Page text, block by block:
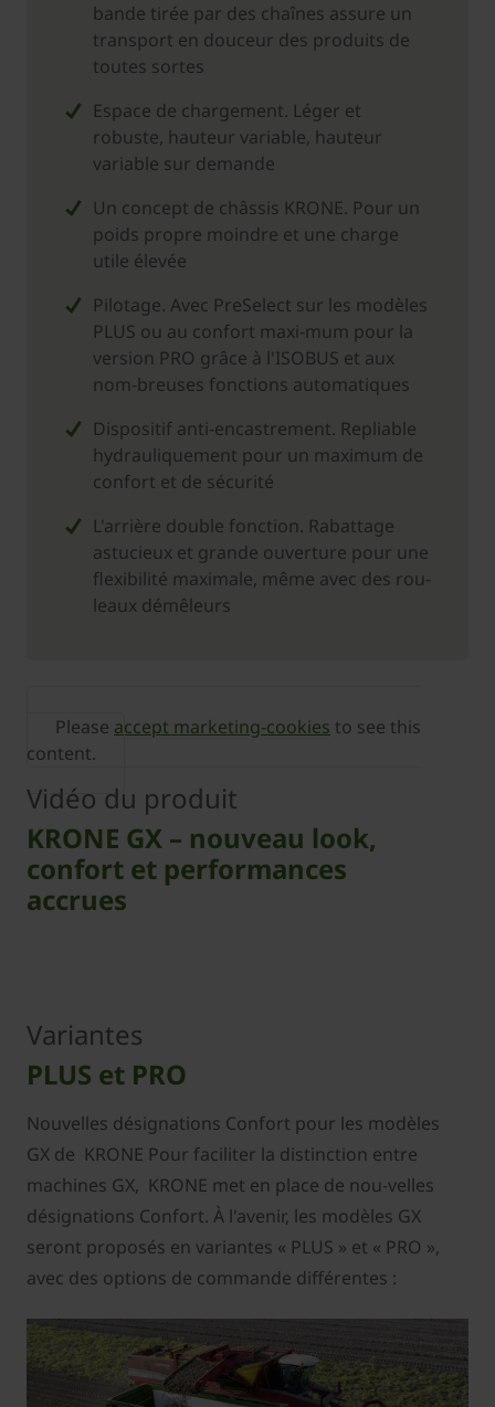
bande tirée par des chaînes assure un
transport en douceur des produits de
toutes sortes
Espace de chargement. Léger et
robuste, hauteur variable, hauteur
variable sur demande
Un concept de châssis KRONE. Pour un
poids propre moindre et une charge
utile élevée
Pilotage. Avec PreSelect sur les modèles
PLUS ou au confort maxi-mum pour la
version PRO grâce à l'ISOBUS et aux
nom-breuses fonctions automatiques
Dispositif anti-encastrement. Repliable
hydrauliquement pour un maximum de
confort et de sécurité
L'arrière double fonction. Rabattage
astucieux et grande ouverture pour une
flexibilité maximale, même avec des rou-
leaux démêleurs
Please accept marketing-cookies to see this
content.
Vidéo du produit
KRONE GX – nouveau look,
confort et performances
accrues
Variantes
PLUS et PRO
Nouvelles désignations Confort pour les modèles
GX de KRONE Pour faciliter la distinction entre
machines GX, KRONE met en place de nou-velles
désignations Confort. À l'avenir, les modèles GX
seront proposés en variantes « PLUS » et « PRO »,
avec des options de commande différentes :